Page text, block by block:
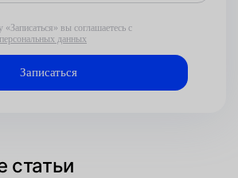
вы соглашаетесь с
данных
статьи